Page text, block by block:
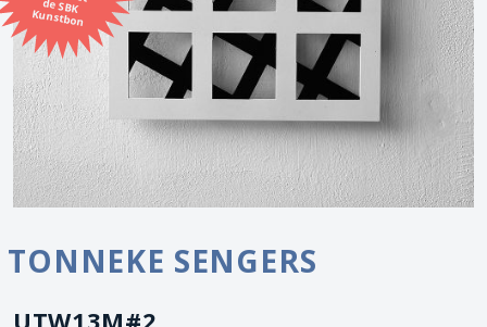
Kunstbon
TONNEKE SENGERS
UTW13M#2